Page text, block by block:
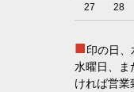
27 28
■印の日、
水曜日、ま
ければ営業